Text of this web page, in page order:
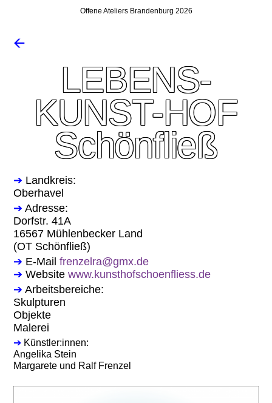
Offene Ateliers Brandenburg 2026
🡨
LEBENS-
KUNST-HOF
Schönfließ
➔ Landkreis:
Oberhavel
➔ Adresse:
Dorfstr. 41A
16567 Mühlenbecker Land
(OT Schönfließ)
➔ E-Mailfrenzelra@gmx.de
➔ Websitewww.kunsthofschoenfliess.de
➔ Arbeitsbereiche:
Skulpturen
Objekte
Malerei
➔ Künstler:innen:
Angelika Stein
Margarete und Ralf Frenzel